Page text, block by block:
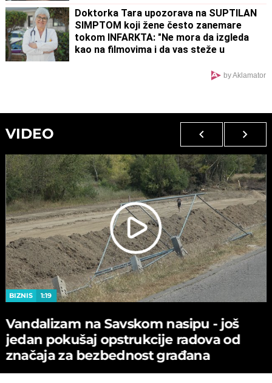
Doktorka Tara upozorava na SUPTILAN
SIMPTOM koji žene često zanemare
tokom INFARKTA: "Ne mora da izgleda
kao na filmovima i da vas steže u
by Aklamator
VIDEO
BIZNIS 1:19
Vandalizam na Savskom nasipu - јoš
јedan pokušaј opstrukciјe radova od
značaјa za bezbednost građana